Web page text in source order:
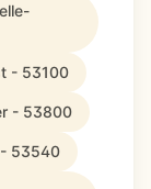
- 53100
- 53800
- 53540